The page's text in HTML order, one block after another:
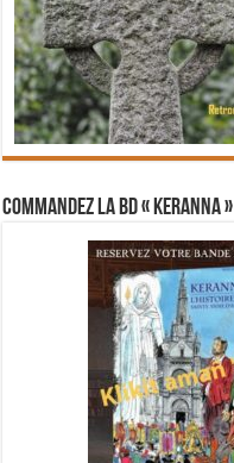
Commandez la BD « Keranna »